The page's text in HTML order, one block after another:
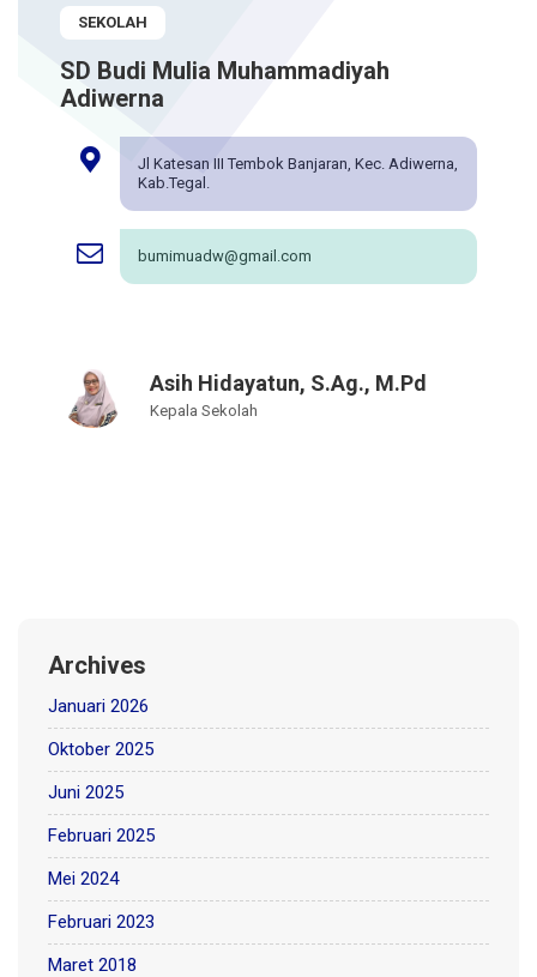
SEKOLAH
SD Budi Mulia Muhammadiyah
Adiwerna
Jl Katesan III Tembok Banjaran, Kec. Adiwerna,
Kab.Tegal.
bumimuadw@gmail.com
Asih Hidayatun, S.Ag., M.Pd
Kepala Sekolah
Archives
Januari 2026
Oktober 2025
Juni 2025
Februari 2025
Mei 2024
Februari 2023
Maret 2018